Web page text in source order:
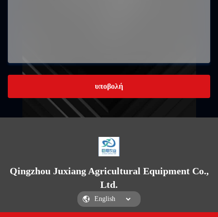
υποβολή
Qingzhou Juxiang Agricultural Equipment Co.,
Ltd.